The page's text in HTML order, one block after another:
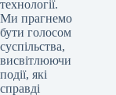
технології.
Ми прагнемо
бути голосом
суспільства,
висвітлюючи
події, які
справді